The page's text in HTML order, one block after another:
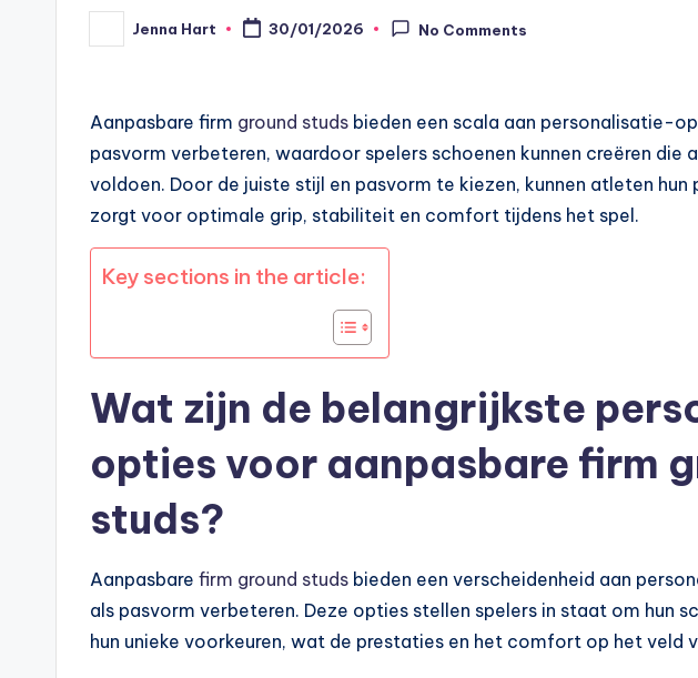
Posted
by
Jenna Hart 30/01/2026 No Comments
Aanpasbare firm ground studs bieden een scala aan personalisatie-
pasvorm verbeteren, waardoor spelers schoenen kunnen creëren die
voldoen. Door de juiste stijl en pasvorm te kiezen, kunnen atleten
zorgt voor optimale grip, stabiliteit en comfort tijdens het spel.
Key sections in the article:
Wat zijn de belangrijkste
opties voor aanpasbare firm
studs?
Aanpasbare firm ground studs bieden een verscheidenheid aan
als pasvorm verbeteren. Deze opties stellen spelers in staat om hun
hun unieke voorkeuren, wat de prestaties en het comfort op het veld